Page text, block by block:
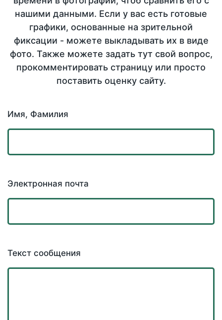
нашими данными. Если у вас есть готовые
графики, основанные на зрительной
фиксации - можете выкладывать их в виде
фото. Также можете задать тут свой вопрос,
прокомментировать страницу или просто
поставить оценку сайту.
Имя, Фамилия
Электронная почта
Текст сообщения